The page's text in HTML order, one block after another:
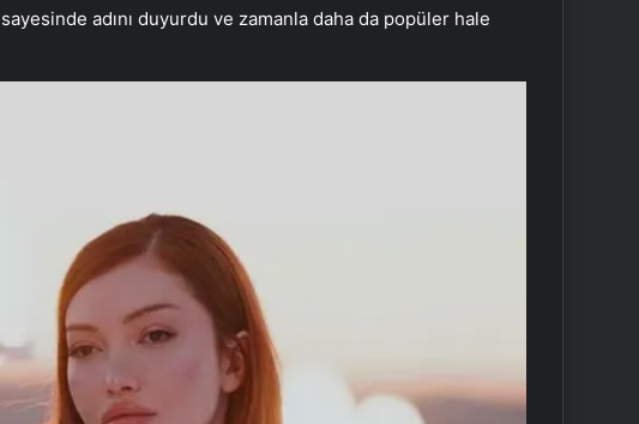
adını duyurdu ve zamanla daha da popüler hale